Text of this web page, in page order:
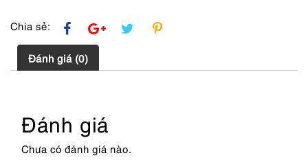
Chia sẻ:
Đánh giá (0)
Đánh giá
Chưa có đánh giá nào.